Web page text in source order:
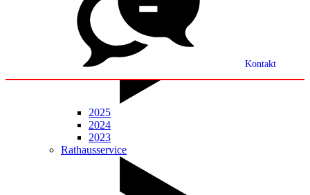
Kontakt
2025
2024
2023
Rathausservice